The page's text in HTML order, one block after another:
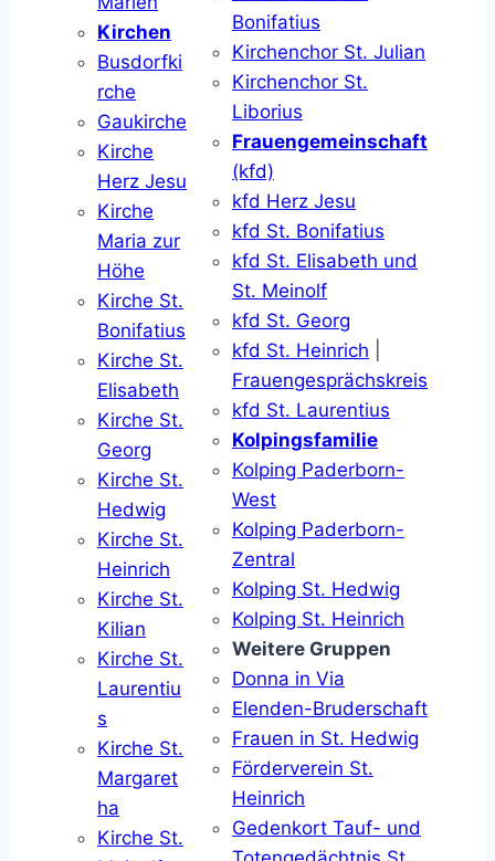
Kirchen
Busdorfki
rche
Gaukirche
Kirche
Herz Jesu
Kirche
Maria zur
Höhe
Kirche St.
Bonifatius
Kirche St.
Elisabeth
Kirche St.
Georg
Kirche St.
Hedwig
Kirche St.
Heinrich
Kirche St.
Kilian
Kirche St.
Laurentiu
s
Kirche St.
Margaret
ha
Kirche St.
Bonifatius
Kirchenchor St. Julian
Kirchenchor St.
Liborius
Frauengemeinschaft
(kfd)
kfd Herz Jesu
kfd St. Bonifatius
kfd St. Elisabeth und
St. Meinolf
kfd St. Georg
kfd St. Heinrich
Frauengesprächskreis
kfd St. Laurentius
Kolpingsfamilie
Kolping Paderborn-
West
Kolping Paderborn-
Zentral
Kolping St. Hedwig
Kolping St. Heinrich
Weitere Gruppen
Donna in Via
Elenden-Bruderschaft
Frauen in St. Hedwig
Förderverein St.
Heinrich
Gedenkort Tauf- und